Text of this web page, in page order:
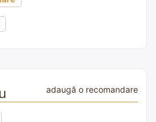
adaugă o recomandare